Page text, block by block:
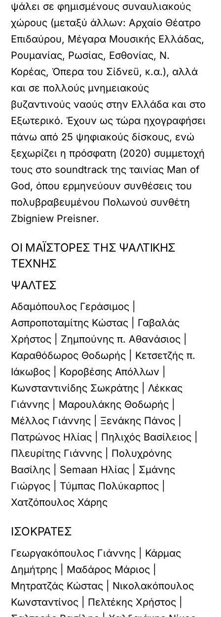
ψάλει σε φημισμένους συναυλιακούς
χώρους (μεταξύ άλλων: Αρχαίο Θέατρο
Επιδαύρου, Μέγαρα Μουσικής Ελλάδας,
Ρουμανίας, Ρωσίας, Εσθονίας, Ν.
Κορέας, Όπερα του Σίδνεϋ, κ.α.), αλλά
και σε πολλούς μνημειακούς
βυζαντινούς ναούς στην Ελλάδα και στο
Εξωτερικό. Έχουν ως τώρα ηχογραφήσει
πάνω από 25 ψηφιακούς δίσκους, ενώ
ξεχωρίζει η πρόσφατη (2020) συμμετοχή
τους στο soundtrack της ταινίας Man of
God, όπου ερμηνεύουν συνθέσεις του
πολυβραβευμένου Πολωνού συνθέτη
Zbigniew Preisner.
ΟΙ ΜΑΪΣΤΟΡΕΣ ΤΗΣ ΨΑΛΤΙΚΗΣ
ΤΕΧΝΗΣ
ΨΑΛΤΕΣ
Αδαμόπουλος Γεράσιμος |
Ασπροποταμίτης Κώστας | Γαβαλάς
Χρήστος | Ζημπούνης π. Αθανάσιος |
Καραθόδωρος Θοδωρής | Κετσετζής π.
Ιάκωβος | Κοροβέσης Απόλλων |
Κωνσταντινίδης Σωκράτης | Λέκκας
Γιάννης | Μαρουλάκης Θοδωρής |
Μέλλος Γιάννης | Ξενάκης Πάνος |
Πατρώνος Ηλίας | Πηλιχός Βασίλειος |
Πλευρίτης Γιάννης | Πολυχρόνης
Βασίλης | Semaan Ηλίας | Σμάνης
Γιώργος | Τύμπας Πολύκαρπος |
Χατζόπουλος Χάρης
ΙΣΟΚΡΑΤΕΣ
Γεωργακόπουλος Γιάννης | Κάρμας
Δημήτρης | Μαδάρος Μάριος |
Μητρατζάς Κώστας | Νικολακόπουλος
Κωνσταντίνος | Πελτέκης Χρήστος |